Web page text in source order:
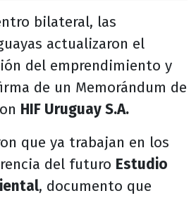
bilateral, las
actualizaron el
del emprendimiento y
de un Memorándum de
HIF Uruguay S.A.
que ya trabajan en los
del futuro Estudio
, documento que